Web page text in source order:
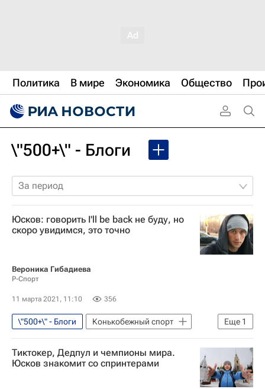
Политика В мире Экономика Общество
\"500+\" - Блоги
За период
Юсков: говорить I'll be back не буду, но
скоро увидимся, это точно
Вероника Гибадиева
Р-Спорт
11 марта 2021, 11:10 356
Еще 1
\"500+\" - Блоги
Конькобежный спорт
Денис Юсков
Тиктокер, Дедпул и чемпионы мира.
Юсков знакомит со спринтерами